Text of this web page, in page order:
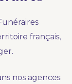
et soulager
cérémonie.
français,
nos agences